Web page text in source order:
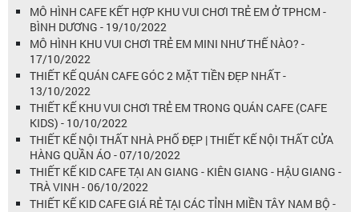
MÔ HÌNH CAFE KẾT HỢP KHU VUI CHƠI TRẺ EM Ở TPHCM -
BÌNH DƯƠNG - 19/10/2022
MÔ HÌNH KHU VUI CHƠI TRẺ EM MINI NHƯ THẾ NÀO? -
17/10/2022
THIẾT KẾ QUÁN CAFE GÓC 2 MẶT TIỀN ĐẸP NHẤT -
13/10/2022
THIẾT KẾ KHU VUI CHƠI TRẺ EM TRONG QUÁN CAFE (CAFE
KIDS) - 10/10/2022
THIẾT KẾ NỘI THẤT NHÀ PHỐ ĐẸP | THIẾT KẾ NỘI THẤT CỬA
HÀNG QUẦN ÁO - 07/10/2022
THIẾT KẾ KID CAFE TẠI AN GIANG - KIÊN GIANG - HẬU GIANG -
TRÀ VINH - 06/10/2022
THIẾT KẾ KID CAFE GIÁ RẺ TẠI CÁC TỈNH MIỀN TÂY NAM BỘ -